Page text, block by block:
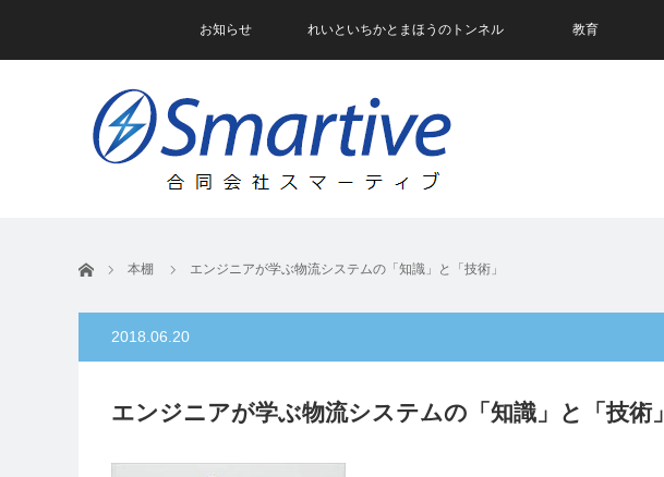
お知らせ れいといちかとまほうのトンネル 教育
ホーム 本棚 エンジニアが学ぶ物流システムの「知識」と「技術」
2018.06.20
エンジニアが学ぶ物流システムの「知識」と「技術」